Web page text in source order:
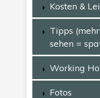
Kosten &
Tipps
sehen =
Working
Fotos